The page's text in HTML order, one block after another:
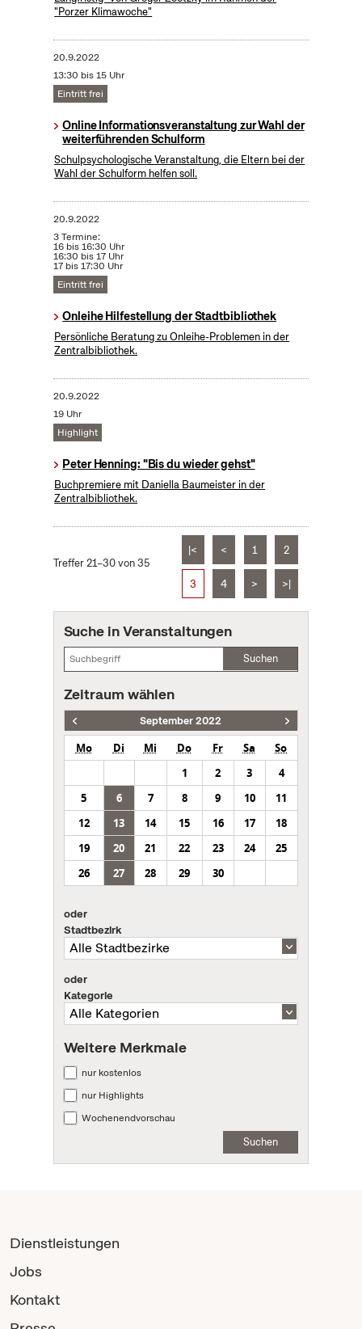
"Porzer Klimawoche"
20.9.2022
13:30 bis 15 Uhr
Eintritt frei
Online Informationsveranstaltung zur Wahl der
weiterführenden Schulform
Schulpsychologische Veranstaltung, die Eltern bei der
Wahl der Schulform helfen soll.
20.9.2022
3 Termine:
16 bis 16:30 Uhr
16:30 bis 17 Uhr
17 bis 17:30 Uhr
Eintritt frei
Onleihe Hilfestellung der Stadtbibliothek
Persönliche Beratung zu Onleihe-Problemen in der
Zentralbibliothek.
20.9.2022
19 Uhr
Highlight
Peter Henning: "Bis du wieder gehst"
Buchpremiere mit Daniella Baumeister in der
Zentralbibliothek.
Treffer 21–30 von 35
|< < 1 2
3 4 > >|
Suche in Veranstaltungen
Suchen
Zeitraum wählen
September 2022
Mo Di Mi Do Fr Sa
So
1
2 3
4
5
6 7 8 9 10
11
12
13 14 15 16 17
18
19
20 21 22 23 24
25
26
27 28 29 30
oder
Stadtbezirk
oder
Kategorie
Weitere Merkmale
nur kostenlos
nur Highlights
Wochenendvorschau
Suchen
Dienstleistungen
Jobs
Kontakt